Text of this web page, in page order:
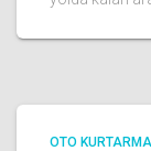
OTO KURTARMA